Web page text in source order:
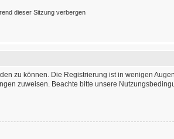
dieser Sitzung verbergen
zu können. Die Registrierung ist in wenigen
zuweisen. Beachte bitte unsere